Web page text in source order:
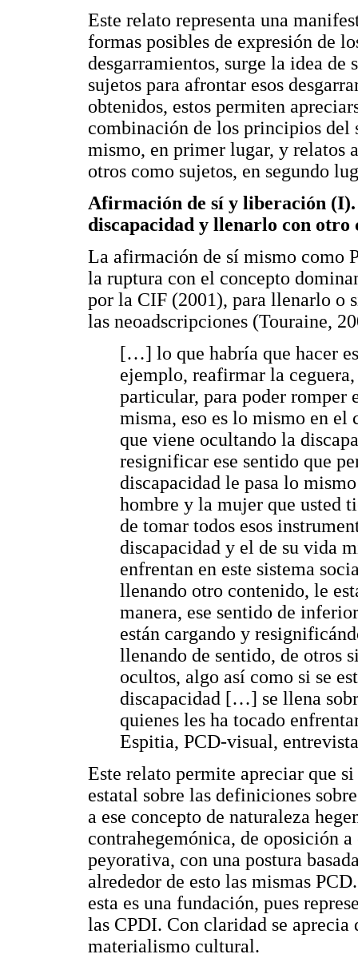
Este relato representa una
formas posibles de expresión de
desgarramientos, surge la idea
sujetos para afrontar esos
obtenidos, estos permiten
combinación de los principios
mismo, en primer lugar, y relatos
otros como sujetos, en segundo
Afirmación de sí y liberación (I).
discapacidad y llenarlo con otro
La afirmación de sí mismo como
la ruptura con el concepto
por la CIF (2001), para llenarlo o
las neoadscripciones (Touraine,
[…] lo que habría que hacer
ejemplo, reafirmar la
particular, para poder romper
misma, eso es lo mismo en el
que viene ocultando la
resignificar ese sentido que
discapacidad le pasa lo
hombre y la mujer que usted
de tomar todos esos
discapacidad y el de su vida
enfrentan en este sistema
llenando otro contenido, le
manera, ese sentido de
están cargando y
llenando de sentido, de otros
ocultos, algo así como si se
discapacidad […] se llena
quienes les ha tocado
Espitia, PCD-visual,
Este relato permite apreciar que
estatal sobre las definiciones
a ese concepto de naturaleza
contrahegemónica, de oposición
peyorativa, con una postura
alrededor de esto las mismas
esta es una fundación, pues
las CPDI. Con claridad se aprecia
materialismo cultural.